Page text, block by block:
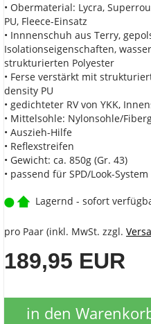
• Obermaterial: Lycra,
PU, Fleece-Einsatz
• Innnenschuh aus Terry,
Isolationseigenschaften,
strukturierten Polyester
• Ferse verstärkt mit
density PU
• gedichteter RV von YKK,
• Mittelsohle: Nylonsohle/
• Auszieh-Hilfe
• Reflexstreifen
• Gewicht: ca. 850g (Gr. 43)
• passend für SPD/Look-System
Lagernd - sofort
pro Paar (inkl. MwSt. zzgl.
189,95 EUR
in den